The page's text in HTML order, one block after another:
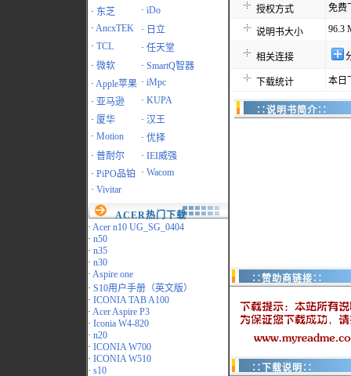
· 东芝 · iDo
· AncxTEK · 日立
· TCL · 任天堂
· 微软 · SmartQ智器
· Apple苹果 · iMpc
· 亚马逊 · KUPA
· 厦华 · 汉王
· Motion · 优择
· 普耐尔 · IEI威强
· PiPO品铂 · Wacom
· Vivitar
ACER热门下载
· Acer n10 UG_SG_0404
· n50
· n35
· n30
· Aspire one
· S10用户手册（英文版）
· ICONIA TAB A100
· Acer Aspire P3
· Iconia W4-820
· n20
· ICONIA W700
· ICONIA W510
· s10
授权方式 免费
说明书大小 96.3
相关连接
下载统计 本日
∷说明书简介∷
∷赞助商链接∷
∷下载说明∷